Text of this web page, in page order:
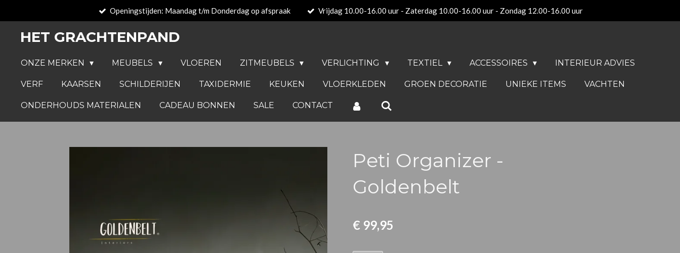
hoofdinhoud
Openingstijden: Maandag t/m Donderdag op afspraak Vrijdag 10.00-16.00 uur - Zaterdag 10.00-16.00 uur - Zondag 12.00-16.00 uur
HET GRACHTENPAND
ONZE MERKEN MEUBELS VLOEREN ZITMEUBELS VERLICHTING TEXTIEL ACCESSOIRES INTERIEUR ADVIES
VERF KAARSEN SCHILDERIJEN TAXIDERMIE KEUKEN VLOERKLEDEN GROEN DECORATIE UNIEKE ITEMS VACHTEN
ONDERHOUDS MATERIALEN CADEAU BONNEN SALE CONTACT
Peti Organizer -
Goldenbelt
€ 99,95